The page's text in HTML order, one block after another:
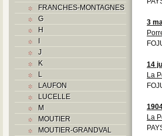
FRANCHES-MONTAGNES
G
H
I
J
K
L
LAUFON
LUCELLE
M
MOUTIER
MOUTIER-GRANDVAL
3
14
La
La